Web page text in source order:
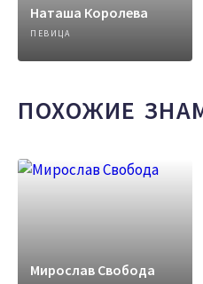
Наташа Королева
ПЕВИЦА
ПОХОЖИЕ
Мирослав Свобода